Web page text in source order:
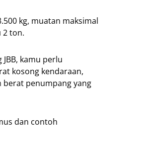
kg, muatan maksimal
2 ton.
kamu perlu
kosong kendaraan,
berat penumpang yang
dan contoh